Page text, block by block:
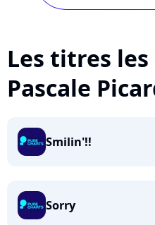
Les titres les
Pascale
Smilin'!!
Sorry